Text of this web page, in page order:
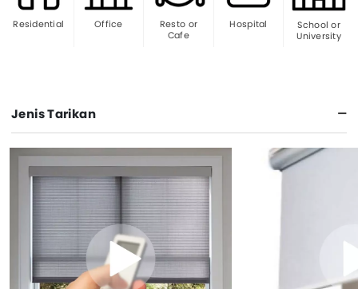
Residential Office
Resto or
Cafe
Hospital
School or
University
Jenis Tarikan